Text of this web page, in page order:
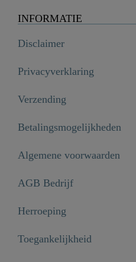
INFORMATIE
Disclaimer
Privacyverklaring
Verzending
Betalingsmogelijkheden
Algemene voorwaarden
AGB Bedrijf
Herroeping
Toegankelijkheid